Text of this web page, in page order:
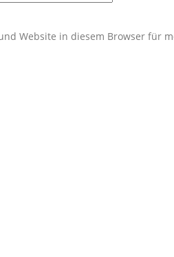
Website in diesem Browser für